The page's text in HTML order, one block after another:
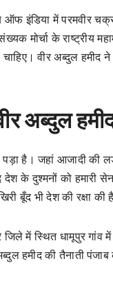
ऑफ इंडिया में परमवीर
मोर्चा के राष्ट्रीय
वीर अब्दुल हमीद
अब्दुल
पड़ा है। जहां आजादी की
के दुश्मनों को हमारी
भी देश की रक्षा की
में स्थित धामूपुर गांव
हमीद की तैनाती